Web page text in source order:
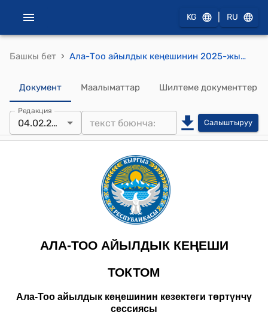
KG RU
Башкы бет › Ала-Тоо айылдык кеңешинин 2025-жылдын 4-февралы № 13 Кыргыз Республикасынын Жергиликтүү өз алдынча башкаруу Союзунун 2025-жыл бюджетине бир жылда бир жолу төлөнүүчү мүчөлүк акы төлөө боюнча 2025-жылдын 08-январындагы №2 чыгыш каты жөнүндө токтому
Документ Маалыматтар Шилтеме документтер
Редакция
04.02.2025 Салыштыруу